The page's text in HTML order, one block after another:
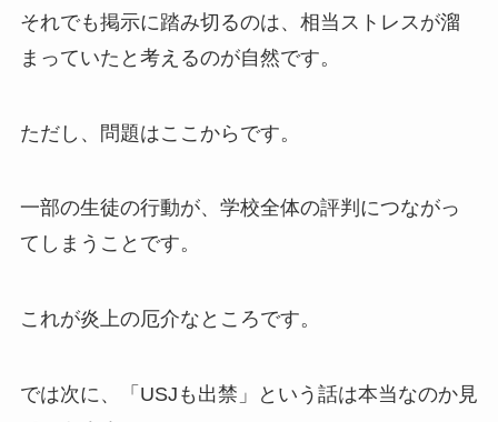
それでも掲示に踏み切るのは、相当ストレスが溜
まっていたと考えるのが自然です。
ただし、問題はここからです。
一部の生徒の行動が、学校全体の評判につながっ
てしまうことです。
これが炎上の厄介なところです。
では次に、「USJも出禁」という話は本当なのか見